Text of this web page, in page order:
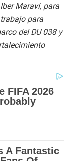
Maraví, para
para
del DU 038 y